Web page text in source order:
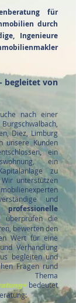
für
durch
Ingenieure
begleitet von
nach einer
Diez, Limburg
unsere Kunden
ein
ein
zu
unterstützen
und
professionelle
die
bewerten den
Wert für eine
Verhandlung
begleiten und
Fragen rund
bedeutet